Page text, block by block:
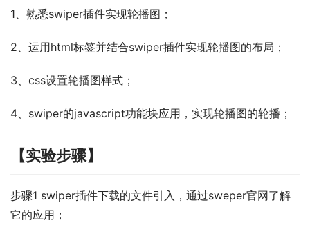
1、熟悉swiper插件实现轮播图；
2、运用html标签并结合swiper插件实现轮播图的布局；
3、css设置轮播图样式；
4、swiper的javascript功能块应用，实现轮播图的轮播；
【实验步骤】
步骤1 swiper插件下载的文件引入，通过sweper官网了解
它的应用；